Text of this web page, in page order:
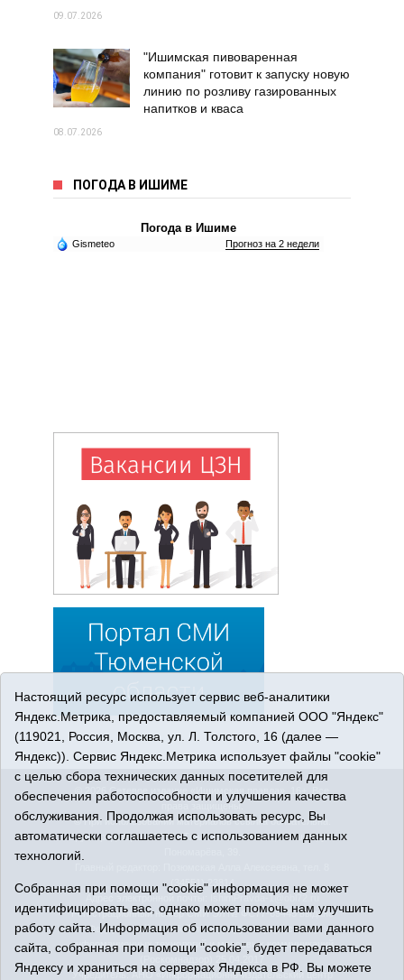
09.07.2026
"Ишимская пивоваренная
компания" готовит к запуску новую
линию по розливу газированных
напитков и кваса
08.07.2026
ПОГОДА В ИШИМЕ
Погода в Ишиме
Gismeteo Прогноз на 2 недели
© 2026 Сетевое издание «Ишимская правда». 16+. Все
права защищены.
© При использовании материалов ссылка обязательна.
Адрес редакции: 627750 Тюменская область, г. Ишим, ул.
(34551) 23814
Адрес электронной почты:
IshimPravda-1@obl72.ru
Регистрационный номер СМИ Эл № ФС77-69445 выдано
Федеральной службой по надзору в сфере связи,
информационных технологий и массовых коммуникаций
Учредитель: АНО «Информационно-издательский центр
Настоящий ресурс использует сервис веб-аналитики
Яндекс.Метрика, предоставляемый компанией ООО "Яндекс"
(119021, Россия, Москва, ул. Л. Толстого, 16 (далее —
Яндекс)). Сервис Яндекс.Метрика использует файлы "cookie"
с целью сбора технических данных посетителей для
обеспечения работоспособности и улучшения качества
обслуживания. Продолжая использовать ресурс, Вы
автоматически соглашаетесь с использованием данных
технологий.
Собранная при помощи "cookie" информация не может
идентифицировать вас, однако может помочь нам улучшить
работу сайта. Информация об использовании вами данного
сайта, собранная при помощи "cookie", будет передаваться
Яндексу и храниться на серверах Яндекса в РФ. Вы можете